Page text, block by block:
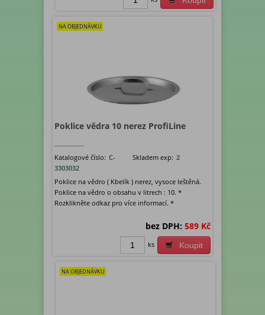
NA OBJEDNÁVKU
Poklice vědra 10 nerez ProfiLine
Katalogové číslo: C-
3303032
Skladem exp: 2
Poklice na vědro ( Kbelík ) nerez, vysoce leštěná.
Poklice na vědro o obsahu v litrech : 10. *
Rozklikněte odkaz pro více informací. *
bez DPH: 589 Kč
Koupit
ks
NA OBJEDNÁVKU